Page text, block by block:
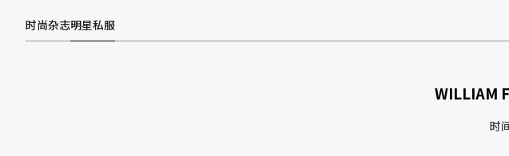
时尚杂志明星私服
WILLIAM
时